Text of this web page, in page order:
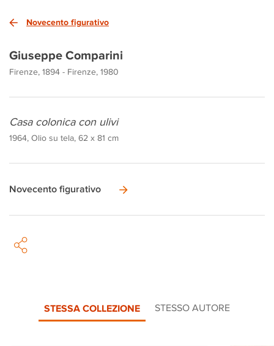
Novecento figurativo
Giuseppe Comparini
Firenze, 1894 - Firenze, 1980
Casa colonica con ulivi
1964, Olio su tela, 62 x 81 cm
Novecento figurativo
STESSA COLLEZIONE STESSO AUTORE